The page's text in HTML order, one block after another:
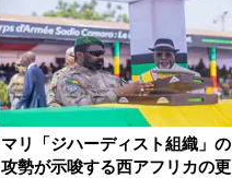
マリ「ジハーディスト組織」の
攻勢が示唆する西アフリカの更